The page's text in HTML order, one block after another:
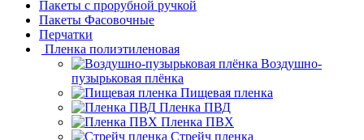
Пакеты с прорубной ручкой
Пакеты Фасовочные
Перчатки
Пленка полиэтиленовая
Воздушно-
пузырьковая плёнка
Пищевая пленка
Пленка ПВД
Пленка ПВХ
Стрейч пленка